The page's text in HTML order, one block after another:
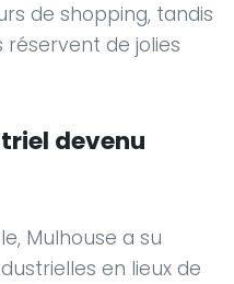
de shopping, tandis
de jolies
devenu
Mulhouse a su
en lieux de